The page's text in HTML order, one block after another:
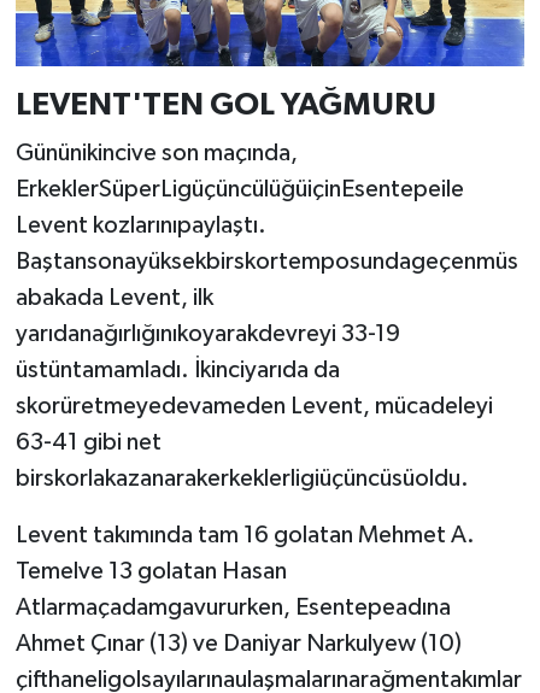
LEVENT'TEN GOL YAĞMURU
Gününikincive son maçında,
ErkeklerSüperLigüçüncülüğüiçinEsentepeile
Levent kozlarınıpaylaştı.
Baştansonayüksekbirskortemposundageçenmüs
abakada Levent, ilk
yarıdanağırlığınıkoyarakdevreyi 33-19
üstüntamamladı. İkinciyarıda da
skorüretmeyedevameden Levent, mücadeleyi
63-41 gibi net
birskorlakazanarakerkeklerligiüçüncüsüoldu.
Levent takımında tam 16 golatan Mehmet A.
Temelve 13 golatan Hasan
Atlarmaçadamgavururken, Esentepeadına
Ahmet Çınar (13) ve Daniyar Narkulyew (10)
çifthaneligolsayılarınaulaşmalarınarağmentakımlar